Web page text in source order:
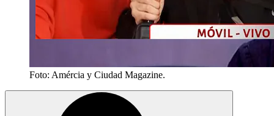
Foto: Amércia y Ciudad Magazine.